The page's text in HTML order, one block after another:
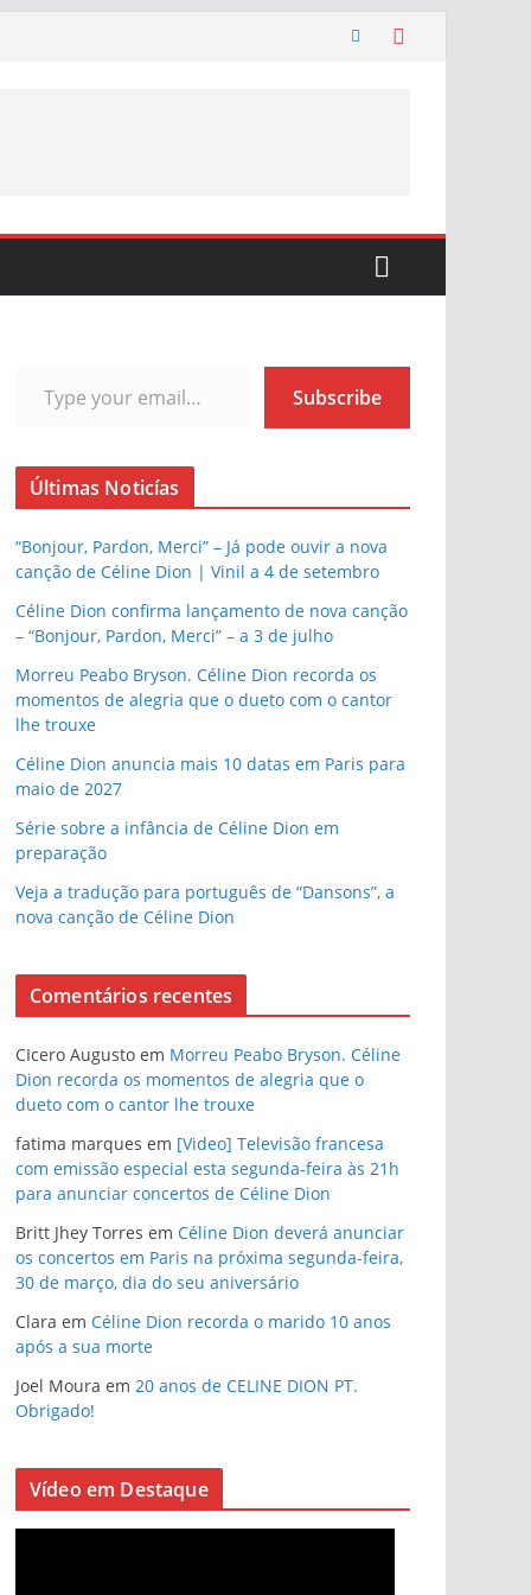
Subscribe
Últimas Noticías
“Bonjour, Pardon, Merci” – Já pode ouvir a nova
canção de Céline Dion | Vinil a 4 de setembro
Céline Dion confirma lançamento de nova canção
– “Bonjour, Pardon, Merci” – a 3 de julho
Morreu Peabo Bryson. Céline Dion recorda os
momentos de alegria que o dueto com o cantor
lhe trouxe
Céline Dion anuncia mais 10 datas em Paris para
maio de 2027
Série sobre a infância de Céline Dion em
preparação
Veja a tradução para português de “Dansons”, a
nova canção de Céline Dion
Comentários recentes
CIcero Augusto em Morreu Peabo Bryson. Céline
Dion recorda os momentos de alegria que o
dueto com o cantor lhe trouxe
fatima marques em [Video] Televisão francesa
com emissão especial esta segunda-feira às 21h
para anunciar concertos de Céline Dion
Britt Jhey Torres em Céline Dion deverá anunciar
os concertos em Paris na próxima segunda-feira,
30 de março, dia do seu aniversário
Clara em Céline Dion recorda o marido 10 anos
após a sua morte
Joel Moura em 20 anos de CELINE DION PT.
Obrigado!
Vídeo em Destaque